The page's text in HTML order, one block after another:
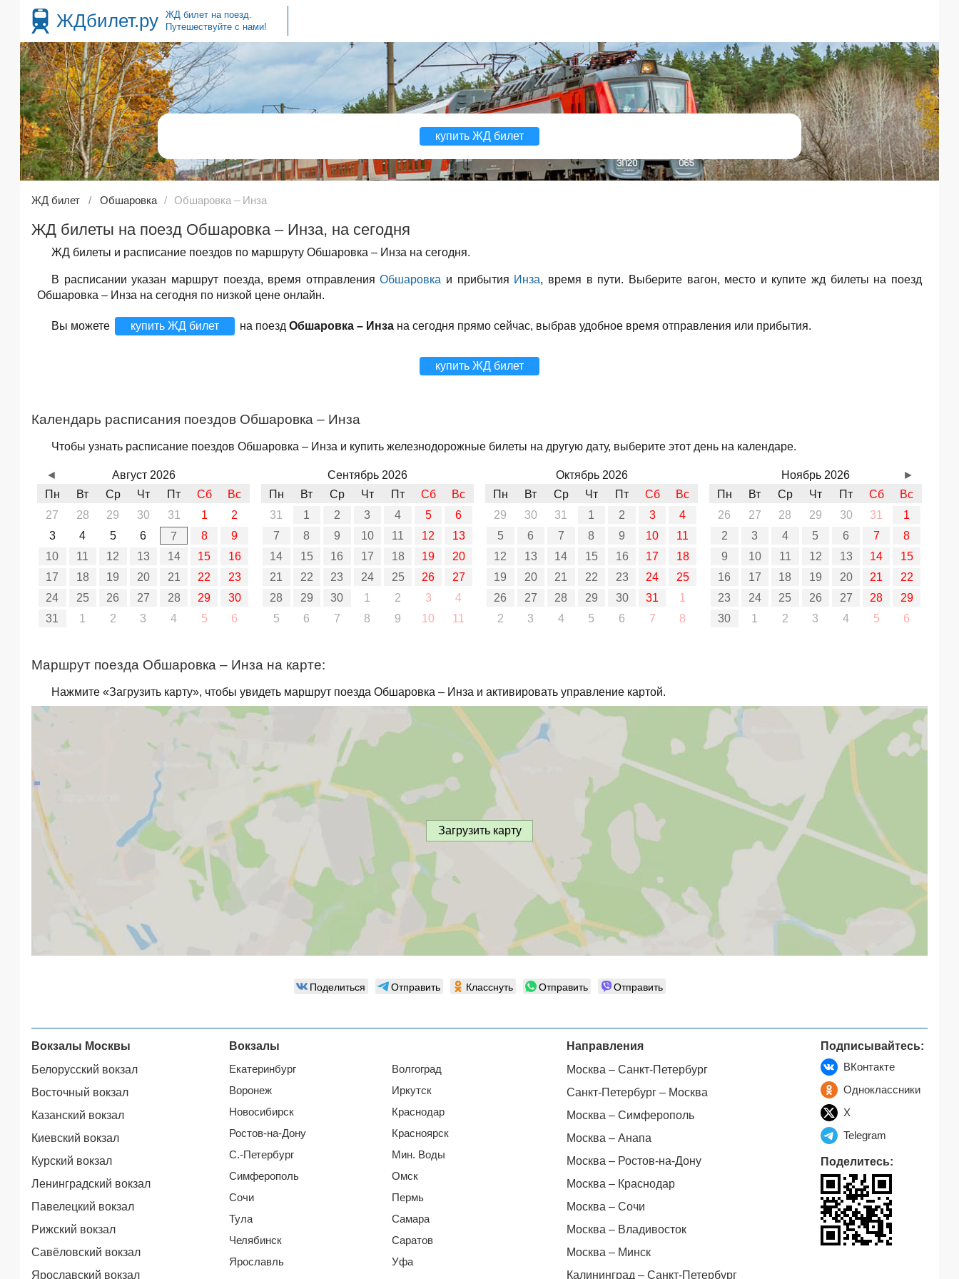
ЖДбилет.ру
ЖД билет на поезд.
Путешествуйте с нами!
купить ЖД билет
ЖД билет Обшаровка Обшаровка – Инза
ЖД билеты на поезд Обшаровка – Инза, на сегодня
ЖД билеты и расписание поездов по маршруту Обшаровка – Инза на сегодня.
В расписании указан маршрут поезда, время отправленияОбшаровка и прибытия Инза, время в пути. Выберите вагон, место и купите жд билеты на поезд
Обшаровка – Инза на сегодня по низкой цене онлайн.
Вы можете купить ЖД билет на поезд Обшаровка – Инза на сегодня прямо сейчас, выбрав удобное время отправления или прибытия.
купить ЖД билет
Календарь расписания поездов Обшаровка – Инза
Чтобы узнать расписание поездов Обшаровка – Инза и купить железнодорожные билеты на другую дату, выберите этот день на календаре.
Август 2026
Пн
Вт Ср Чт Пт Сб
Вс
27
28 29 30 31 1
2
3
4 5 6 7 8
9
10
11 12 13 14 15
16
17
18 19 20 21 22
23
24
25 26 27 28 29
30
31
1 2 3 4 5 6
Сентябрь 2026
Пн
Вт Ср Чт Пт Сб
Вс
31
1 2 3 4 5
6
7
8 9 10 11 12
13
14
15 16 17 18 19
20
21
22 23 24 25 26
27
28
29 30 1 2 3
4
5
6 7 8 9 10 11
Октябрь 2026
Пн
Вт Ср Чт Пт Сб
Вс
29
30 31 1 2 3
4
5
6 7 8 9 10
11
12
13 14 15 16 17
18
19
20 21 22 23 24
25
26
27 28 29 30 31
1
2
3 4 5 6 7 8
Ноябрь 2026
Пн
Вт Ср Чт Пт Сб
Вс
26
27 28 29 30 31
1
2
3 4 5 6 7
8
9
10 11 12 13 14
15
16
17 18 19 20 21
22
23
24 25 26 27 28
29
30
1 2 3 4 5 6
◄ ►
Маршрут поезда Обшаровка – Инза на карте:
Нажмите «Загрузить карту», чтобы увидеть маршрут поезда Обшаровка – Инза и активировать управление картой.
Загрузить карту
Поделиться Отправить Класснуть Отправить Отправить
Вокзалы Москвы
Белорусский вокзал
Восточный вокзал
Казанский вокзал
Киевский вокзал
Курский вокзал
Ленинградский вокзал
Павелецкий вокзал
Рижский вокзал
Савёловский вокзал
Ярославский вокзал
Вокзалы
Екатеринбург
Воронеж
Новосибирск
Ростов-на-Дону
С.-Петербург
Симферополь
Сочи
Тула
Челябинск
Ярославль
Волгоград
Иркутск
Краснодар
Красноярск
Мин. Воды
Омск
Пермь
Самара
Саратов
Уфа
Направления
Москва – Санкт-Петербург
Санкт-Петербург – Москва
Москва – Симферополь
Москва – Анапа
Москва – Ростов-на-Дону
Москва – Краснодар
Москва – Сочи
Москва – Владивосток
Москва – Минск
Калининград – Санкт-Петербург
Подписывайтесь:
ВКонтакте
Одноклассники
X
Telegram
Поделитесь: